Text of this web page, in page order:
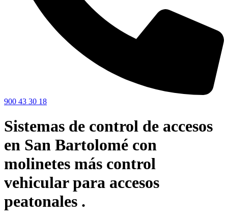
900 43 30 18
Sistemas de control de accesos
en San Bartolomé con
molinetes más control
vehicular para accesos
peatonales .